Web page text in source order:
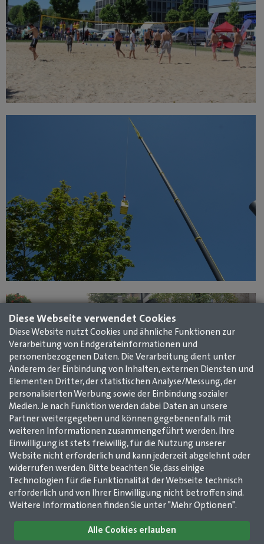
Diese Webseite verwendet Cookies
Diese Website nutzt Cookies und ähnliche Funktionen zur
Verarbeitung von Endgeräteinformationen und
personenbezogenen Daten. Die Verarbeitung dient unter
Anderem der Einbindung von Inhalten, externen Diensten und
Elementen Dritter, der statistischen Analyse/Messung, der
personalisierten Werbung sowie der Einbindung sozialer
Medien. Je nach Funktion werden dabei Daten an unsere
Partner weitergegeben und können gegebenenfalls mit
weiteren Informationen zusammengeführt werden. Ihre
Einwilligung ist stets freiwillig, für die Nutzung unserer
Website nicht erforderlich und kann jederzeit abgelehnt oder
widerrufen werden. Bitte beachten Sie, dass einige
Technologien für die Funktionalität der Webseite technisch
erforderlich und von Ihrer Einwilligung nicht betroffen sind.
Weitere Informationen finden Sie unter "Mehr Optionen".
Alle Cookies erlauben
Impressum